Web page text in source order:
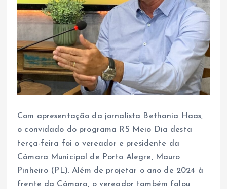
Com apresentação da jornalista Bethania Haas,
o convidado do programa RS Meio Dia desta
terça-feira foi o vereador e presidente da
Câmara Municipal de Porto Alegre, Mauro
Pinheiro (PL). Além de projetar o ano de 2024 à
frente da Câmara, o vereador também falou